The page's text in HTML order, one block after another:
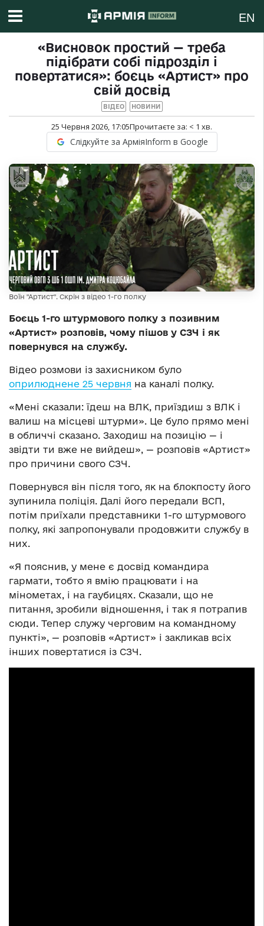
EN
«Висновок простий — треба
підібрати собі підрозділ і
повертатися»: боєць «Артист» про
свій досвід
ВІДЕО НОВИНИ
25 Червня 2026, 17:05Прочитаєте за: < 1 хв.
Слідкуйте за АрміяInform в Google
Воїн "Артист". Скрін з відео 1-го полку
Боєць 1-го штурмового полку з позивним
«Артист» розповів, чому пішов у СЗЧ і як
повернувся на службу.
Відео розмови із захисником було
оприлюднене 25 червня на каналі полку.
«Мені сказали: їдеш на ВЛК, приїздиш з ВЛК і
валиш на місцеві штурми». Це було прямо мені
в обличчі сказано. Заходиш на позицію — і
звідти ти вже не вийдеш», — розповів «Артист»
про причини свого СЗЧ.
Повернувся він після того, як на блокпосту його
зупинила поліція. Далі його передали ВСП,
потім приїхали представники 1-го штурмового
полку, які запропонували продовжити службу в
них.
«Я пояснив, у мене є досвід командира
гармати, тобто я вмію працювати і на
мінометах, і на гаубицях. Сказали, що не
питання, зробили відношення, і так я потрапив
сюди. Тепер служу черговим на командному
пункті», — розповів «Артист» і закликав всіх
інших повертатися із СЗЧ.